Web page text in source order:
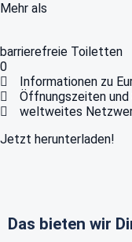
Mehr als
barrierefreie Toiletten
0
Informationen zu
Öffnungszeiten und
weltweites
Jetzt herunterladen!
Das bieten wir